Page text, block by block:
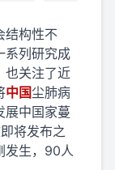
结构性不
系列研究成
也关注了近
中国尘肺病
展中国家蔓
将发布之
发生，90人